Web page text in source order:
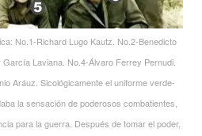
No.1-Richard Lugo Kautz. No.2-Benedicto
Laviana. No.4-Álvaro Ferrey Pernudi.
Aráuz. Sicológicamente el uniforme verde-
la sensación de poderosos combatientes,
para la guerra. Después de tomar el poder,